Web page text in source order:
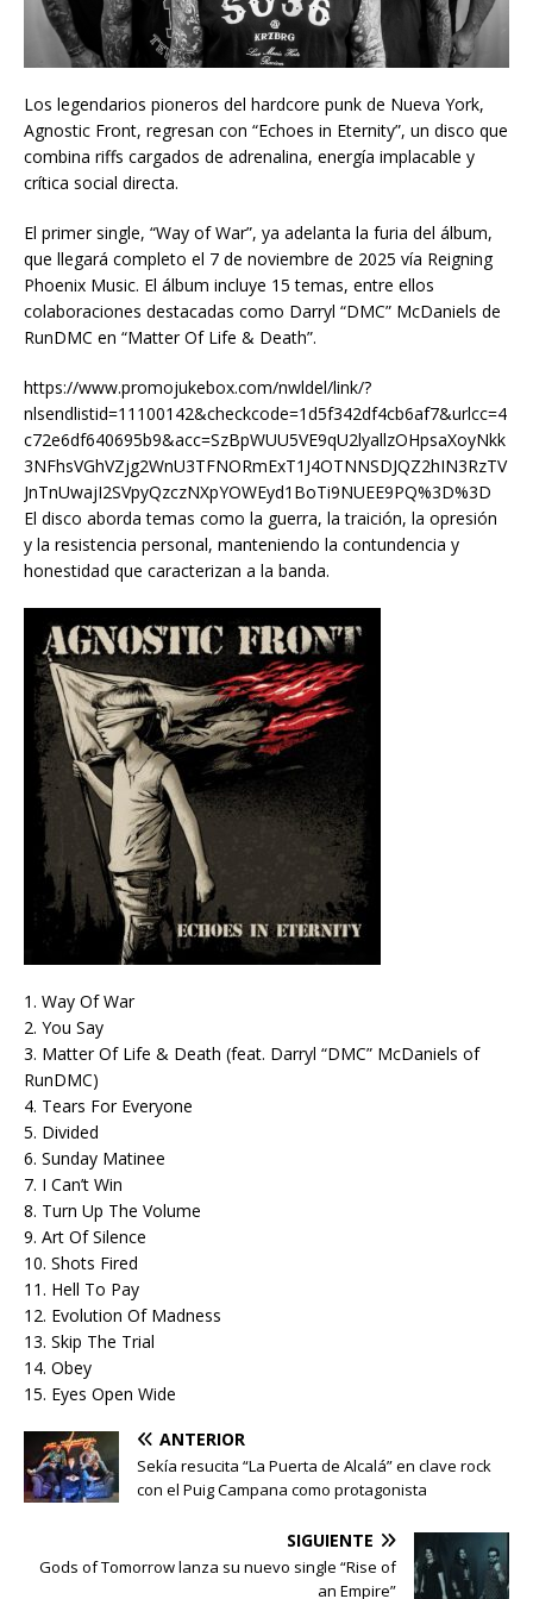
Los legendarios pioneros del hardcore punk de Nueva York,
Agnostic Front, regresan con “Echoes in Eternity”, un disco que
combina riffs cargados de adrenalina, energía implacable y
crítica social directa.
El primer single, “Way of War”, ya adelanta la furia del álbum,
que llegará completo el 7 de noviembre de 2025 vía Reigning
Phoenix Music. El álbum incluye 15 temas, entre ellos
colaboraciones destacadas como Darryl “DMC” McDaniels de
RunDMC en “Matter Of Life & Death”.
https://www.promojukebox.com/nwldel/link/?
nlsendlistid=11100142&checkcode=1d5f342df4cb6af7&urlcc=4
c72e6df640695b9&acc=SzBpWUU5VE9qU2lyallzOHpsaXoyNkk
3NFhsVGhVZjg2WnU3TFNORmExT1J4OTNNSDJQZ2hIN3RzTV
JnTnUwajI2SVpyQzczNXpYOWEyd1BoTi9NUEE9PQ%3D%3D
El disco aborda temas como la guerra, la traición, la opresión
y la resistencia personal, manteniendo la contundencia y
honestidad que caracterizan a la banda.
1. Way Of War
2. You Say
3. Matter Of Life & Death (feat. Darryl “DMC” McDaniels of
RunDMC)
4. Tears For Everyone
5. Divided
6. Sunday Matinee
7. I Can’t Win
8. Turn Up The Volume
9. Art Of Silence
10. Shots Fired
11. Hell To Pay
12. Evolution Of Madness
13. Skip The Trial
14. Obey
15. Eyes Open Wide
ANTERIOR
Sekía resucita “La Puerta de Alcalá” en clave rock
con el Puig Campana como protagonista
SIGUIENTE
Gods of Tomorrow lanza su nuevo single “Rise of
an Empire”